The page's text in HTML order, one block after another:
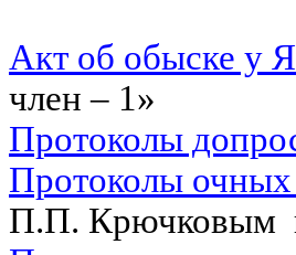
Акт об обыске у
член – 1»
Протоколы
Протоколы очных
П.П. Крючковым